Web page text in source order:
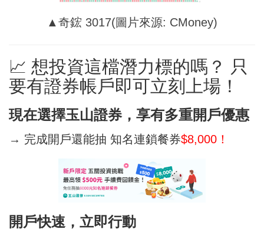
▲奇鋐 3017(圖片來源: CMoney)
📈 想投資這檔潛力標的嗎？ 只
要有證券帳戶即可立刻上場！
現在選擇玉山證券，享有多重開戶優惠
→ 完成開戶還能抽 知名連鎖餐券$8,000！
開戶快速，立即行動